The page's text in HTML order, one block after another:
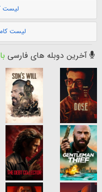
لیست
لیست
آخرین دوبله های فارسی